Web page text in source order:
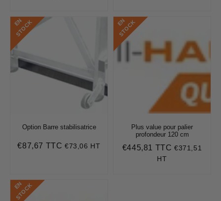
E
N
S
T
O
C
K
Option Barre stabilisatrice
Prix
€87,67 TTC€87,67
€73,06 HT
E
N
S
T
O
C
K
Plus value pour palier
profondeur 120 cm
Prix
€445,81 TTC €445,81
€371,51
HT
E
N
S
T
O
C
K